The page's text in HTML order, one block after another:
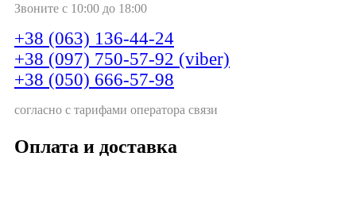
Звоните с 10:00 до 18:00
+38 (063) 136-44-24
+38 (097) 750-57-92 (viber)
+38 (050) 666-57-98
согласно с тарифами оператора связи
Оплата и доставка